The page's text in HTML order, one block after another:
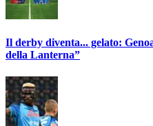
Il derby diventa... gelato:
della Lanterna”